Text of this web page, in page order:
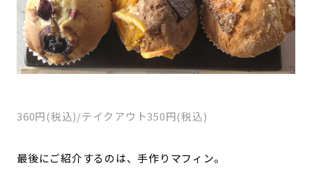
360円(税込)/テイクアウト350円(税込)
最後にご紹介するのは、手作りマフィン。